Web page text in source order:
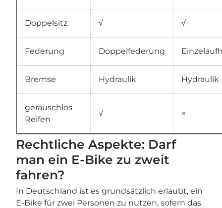
Doppelsitz √ √
Federung Doppelfederung
Bremse Hydraulik Hydraulik
geräuschlos
Reifen
√ ×
Rechtliche Aspekte: Darf
man ein E-Bike zu zweit
fahren?
In Deutschland ist es grundsätzlich erlaubt, ein
E-Bike für zwei Personen zu nutzen, sofern das